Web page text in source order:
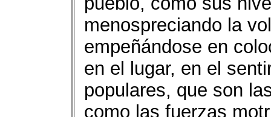
menospreciando la
empeñándose en
en el lugar, en el
populares, que son
como las fuerzas